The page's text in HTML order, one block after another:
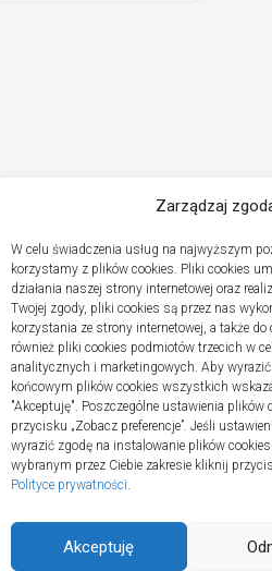
Zarządzaj
W celu świadczenia usług na najwyższym
korzystamy z plików cookies. Pliki cookies
działania naszej strony internetowej oraz
Twojej zgody, pliki cookies są przez nas
korzystania ze strony internetowej, a także
również pliki cookies podmiotów trzecich w
analitycznych i marketingowych. Aby
końcowym plików cookies wszystkich
"Akceptuję". Poszczególne ustawienia
przycisku „Zobacz preferencje”. Jeśli
wyrazić zgodę na instalowanie plików
wybranym przez Ciebie zakresie kliknij
Polityce prywatności.
Akceptuję